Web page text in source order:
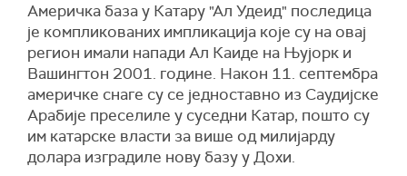
Америчка база у Катару "Ал Удеид" последица
је компликованих импликација које су на овај
регион имали напади Ал Каиде на Њујорк и
Вашингтон 2001. године. Након 11. септембра
америчке снаге су се једноставно из Саудијске
Арабије преселиле у суседни Катар, пошто су
им катарске власти за више од милијарду
долара изградиле нову базу у Дохи.